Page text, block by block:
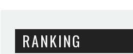
RANKING